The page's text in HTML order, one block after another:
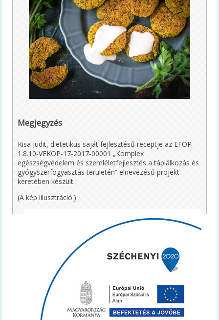
Cikkek
Közétkeztetés
Keressük Magyarország legkedveltebb
közétkeztetésben dolgozó szakembereit
Közétkeztetési rendelet
A rendelet magyarázata (videó)
Felhasználói kézikönyv
Gyakran ismételt kérdések
Intézménytípusonkénti hatályos rendeleti
pontok
Élelmezésvezetői továbbképzés
Közétkeztetési felmérések
Iskolai táplálkozás-egészségügyi
környezetfelmérés
Óvodai táplálkozás-egészségügyi
felmérés
Megjegyzés
Kisa Judit, dietetikus saját fejlesztésű receptje az EFOP-
1.8.10-VEKOP-17-2017-00001 „Komplex
egészségvédelem és szemléletfejlesztés a táplálkozás és
gyógyszerfogyasztás területén” elnevezésű projekt
keretében készült.
(A kép illusztráció.)